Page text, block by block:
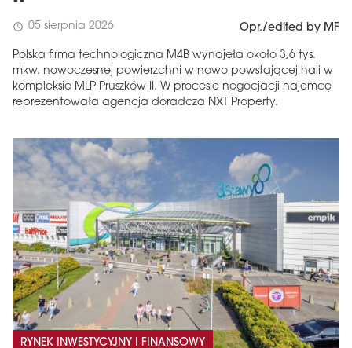
schedule 05 sierpnia 2026 Opr./edited by MF
Polska firma technologiczna M4B wynajęła około 3,6 tys.
mkw. nowoczesnej powierzchni w nowo powstającej hali w
kompleksie MLP Pruszków II. W procesie negocjacji najemcę
reprezentowała agencja doradcza NXT Property.
RYNEK INWESTYCYJNY I FINANSOWY